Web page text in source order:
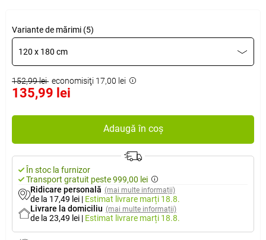
Variante de mărimi (5)
120 x 180 cm
152,99 lei economisiţi 17,00 lei
135,99 lei
Adaugă în coș
În stoc la furnizor
Transport gratuit peste 999,00 lei
Ridicare personală (mai multe informații)
de la 17,49 lei | Estimat livrare marți 18.8.
Livrare la domiciliu (mai multe informații)
de la 23,49 lei | Estimat livrare marți 18.8.